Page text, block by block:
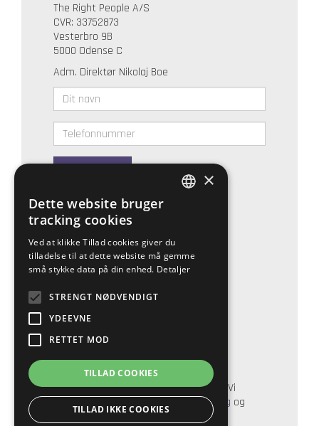
The Right People A/S
CVR: 33752873
Vesterbro 9B
5000 Odense C
Adm. Direktør Nikolaj Boe
Ring mig op
Get social with The Right People
Flere muligheder
Læs mere påwww.therightpeople.dk
. Vi
headhunting og
markedsbearbejdning.
DEFAULT LANGUAGE
×
Dette website bruger
tracking cookies
Ved at klikke Tillad cookies giver du
tilladelse til at dette website må gemme
små stykke data på din enhed. Detaljer
STRENGT NØDVENDIGT
YDEEVNE
RETTET MOD
TILLAD COOKIES
TILLAD IKKE COOKIES